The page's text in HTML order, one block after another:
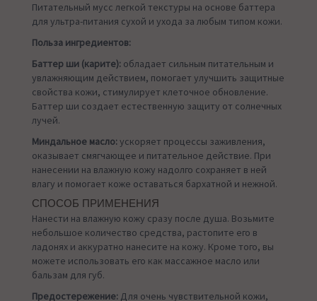
Питательный мусс легкой текстуры на основе баттера
для ультра-питания сухой и ухода за любым типом кожи.
Польза ингредиентов:
Баттер ши (карите): обладает сильным питательным и
увлажняющим действием, помогает улучшить защитные
свойства кожи, стимулирует клеточное обновление.
Баттер ши создает естественную защиту от солнечных
лучей.
Миндальное масло:ускоряет процессы заживления,
оказывает смягчающее и питательное действие. При
нанесении на влажную кожу надолго сохраняет в ней
влагу и помогает коже оставаться бархатной и нежной.
СПОСОБ ПРИМЕНЕНИЯ
Нанести на влажную кожу сразу после душа. Возьмите
небольшое количество средства, растопите его в
ладонях и аккуратно нанесите на кожу. Кроме того, вы
можете использовать его как массажное масло или
бальзам для губ.
Предостережение: Для очень чувствительной кожи,